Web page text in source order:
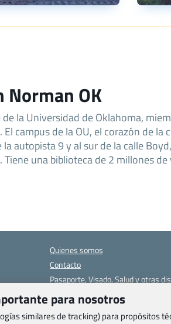
Norman OK
la Universidad de Oklahoma,
El campus de la OU, el corazón de la
autopista 9 y al sur de la calle
Tiene una biblioteca de 2 millones
Quienes somos
Contacto
Pasaporte, Visado, Salud y otras
Blog de Viajes.com
Registro de agencias
para nosotros
similares de tracking) para propósitos